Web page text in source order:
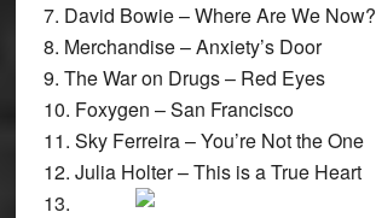
7. David Bowie – Where Are We Now?
8. Merchandise – Anxiety’s Door
9. The War on Drugs – Red Eyes
10. Foxygen – San Francisco
11. Sky Ferreira – You’re Not the One
12. Julia Holter – This is a True Heart
13.